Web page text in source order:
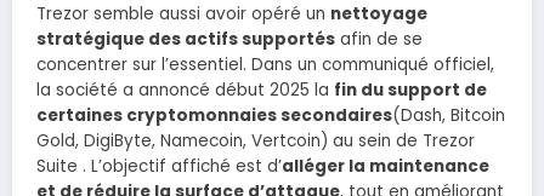
Trezor semble aussi avoir opéré un nettoyage
stratégique des actifs supportés afin de se
concentrer sur l’essentiel. Dans un communiqué officiel,
la société a annoncé début 2025 la fin du support de
certaines cryptomonnaies secondaires(Dash, Bitcoin
Gold, DigiByte, Namecoin, Vertcoin) au sein de Trezor
Suite . L’objectif affiché est d’alléger la maintenance
et de réduire la surface d’attaque, tout en améliorant